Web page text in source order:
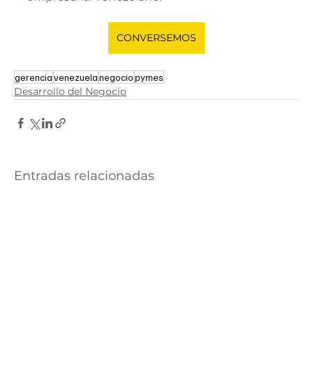
CONVERSEMOS
gerenciavenezuelanegociopymes
Desarrollo del Negocio
Entradas relacionadas